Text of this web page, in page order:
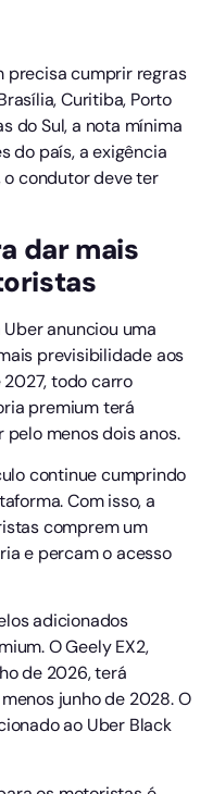
precisa cumprir regras
Curitiba, Porto
do Sul, a nota mínima
do país, a exigência
o condutor deve ter
dar mais
anunciou uma
previsibilidade aos
todo carro
premium terá
menos dois anos.
continue cumprindo
Com isso, a
comprem um
e percam o acesso
adicionados
O Geely EX2,
de 2026, terá
junho de 2028. O
ao Uber Black